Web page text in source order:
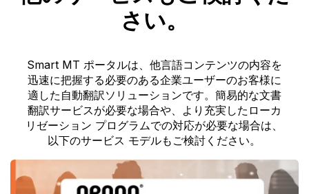
さい。
Smart MT ポータルは、他言語コンテンツの内容を
迅速に把握する必要のある企業ユーザーのお客様に
適した自動翻訳ソリューションです。簡易的な文書
翻訳サービスが必要な場合や、より充実したローカ
リゼーション プログラムでの対応が必要な場合は、
以下のサービス モデルもご検討ください。